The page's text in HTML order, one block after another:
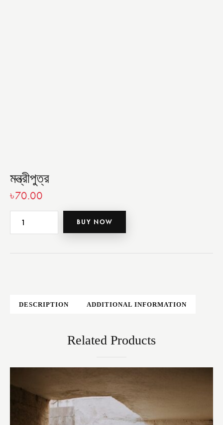
মন্ত্রীপুত্র
৳70.00
BUY NOW
DESCRIPTION ADDITIONAL INFORMATION
Related Products